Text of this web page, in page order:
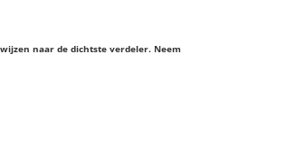
naar de dichtste verdeler. Neem